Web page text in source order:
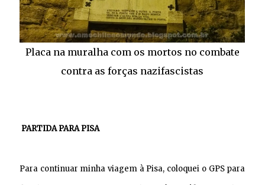
Placa na muralha com os mortos no combate
contra as forças nazifascistas
PARTIDA PARA PISA
Para continuar minha viagem à Pisa, coloquei o GPS para